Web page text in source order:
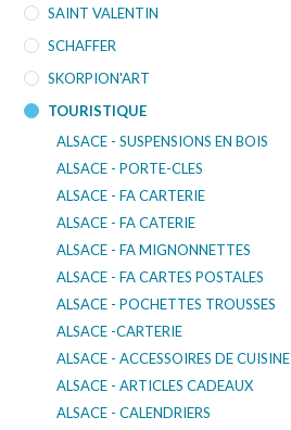
SAINT VALENTIN
SCHAFFER
SKORPION'ART
TOURISTIQUE
ALSACE - SUSPENSIONS EN BOIS
ALSACE - PORTE-CLES
ALSACE - FA CARTERIE
ALSACE - FA CATERIE
ALSACE - FA MIGNONNETTES
ALSACE - FA CARTES POSTALES
ALSACE - POCHETTES TROUSSES
ALSACE -CARTERIE
ALSACE - ACCESSOIRES DE CUISINE
ALSACE - ARTICLES CADEAUX
ALSACE - CALENDRIERS